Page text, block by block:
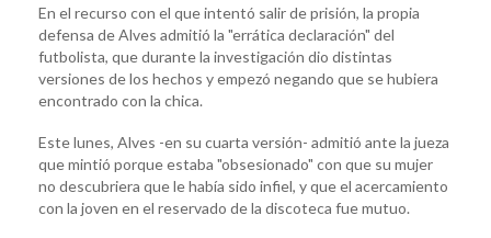
En el recurso con el que intentó salir de prisión, la propia
defensa de Alves admitió la "errática declaración" del
futbolista, que durante la investigación dio distintas
versiones de los hechos y empezó negando que se hubiera
encontrado con la chica.
Este lunes, Alves -en su cuarta versión- admitió ante la jueza
que mintió porque estaba "obsesionado" con que su mujer
no descubriera que le había sido infiel, y que el acercamiento
con la joven en el reservado de la discoteca fue mutuo.